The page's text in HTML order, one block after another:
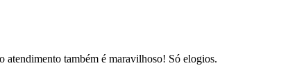
também é maravilhoso! Só elogios.